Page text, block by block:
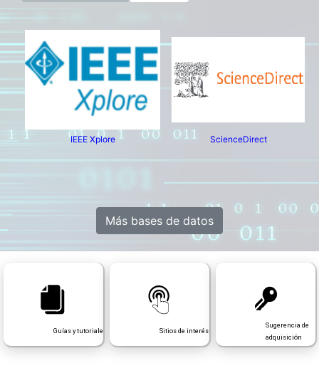
IEEE Xplore ScienceDirect
Más bases de datos
Guías y tutoriales Sitios de interés
Sugerencia de
adquisición